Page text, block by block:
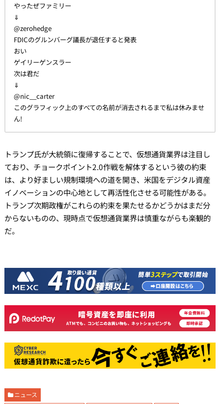
やったぜファミリー
⇓
@zerohedge
FDICのグルンバーグ議長が退任すると発表
おい
ゲイリーゲンスラー
次は君だ
⇓
@nic__carter
このグラフィック上のすべての名前が消去されるまで私は休みませ
ん!
トランプ氏が大統領に復帰することで、仮想通貨業界は注目し
ており、チョークポイント2.0作戦を解体するという彼の約束
は、より好ましい規制環境への道を開き、米国をデジタル資産
イノベーションの中心地として再活性化させる可能性がある。
トランプ次期政権がこれらの約束を果たせるかどうかはまだ分
からないものの、現時点で仮想通貨業界は慎重ながらも楽観的
だ。
ニュース